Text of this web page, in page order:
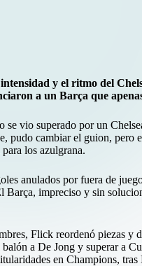
y el ritmo del
a un Barça que
vio superado por un
pudo cambiar el guion, pero
los azulgrana.
anulados por fuera de
impreciso y sin
Flick reordenó piezas y
a De Jong y superar a
en Champions,